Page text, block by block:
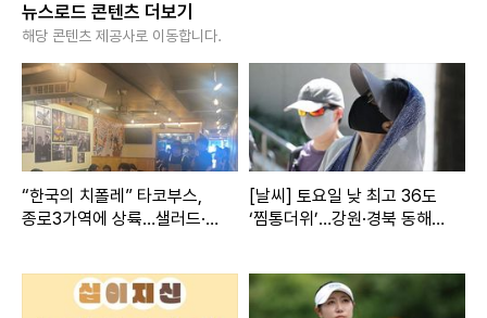
뉴스로드 콘텐츠 더보기
해당 콘텐츠 제공사로 이동합니다.
“한국의 치폴레” 타코부스,
종로3가역에 상륙…샐러드·포
[날씨] 토요일 낮 최고 36도
‘찜통더위’…강원·경북 동해안